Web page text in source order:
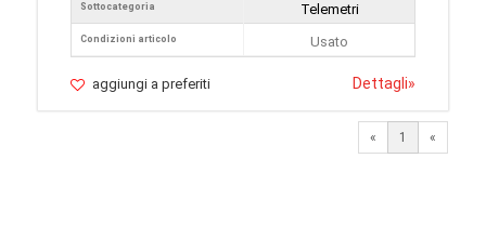
Sottocategoria
Condizioni articolo
Telemetri
Usato
aggiungi a preferiti Dettagli»
« 1 «